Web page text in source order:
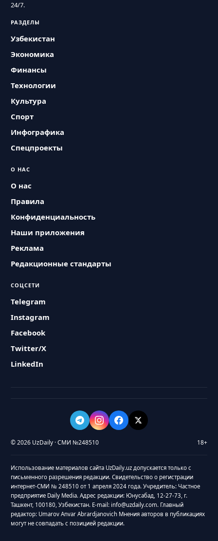
24/7.
РАЗДЕЛЫ
Узбекистан
Экономика
Финансы
Технологии
Культура
Спорт
Инфографика
Спецпроекты
О НАС
О нас
Правила
Конфиденциальность
Наши приложения
Реклама
Редакционные стандарты
СОЦСЕТИ
Telegram
Instagram
Facebook
Twitter/X
LinkedIn
© 2026 UzDaily · СМИ №248510 18+
Использование материалов сайта UzDaily.uz допускается только с
письменного разрешения редакции. Свидетельство о регистрации
интернет-СМИ № 248510 от 1 апреля 2024 года. Учредитель: Частное
предприятие Daily Media. Адрес редакции: Юнусабад, 12-27-73, г.
Ташкент, 100180, Узбекистан. E-mail: info@uzdaily.com. Главный
редактор: Umarov Anvar Abrardjanovich Мнения авторов в публикациях
могут не совпадать с позицией редакции.